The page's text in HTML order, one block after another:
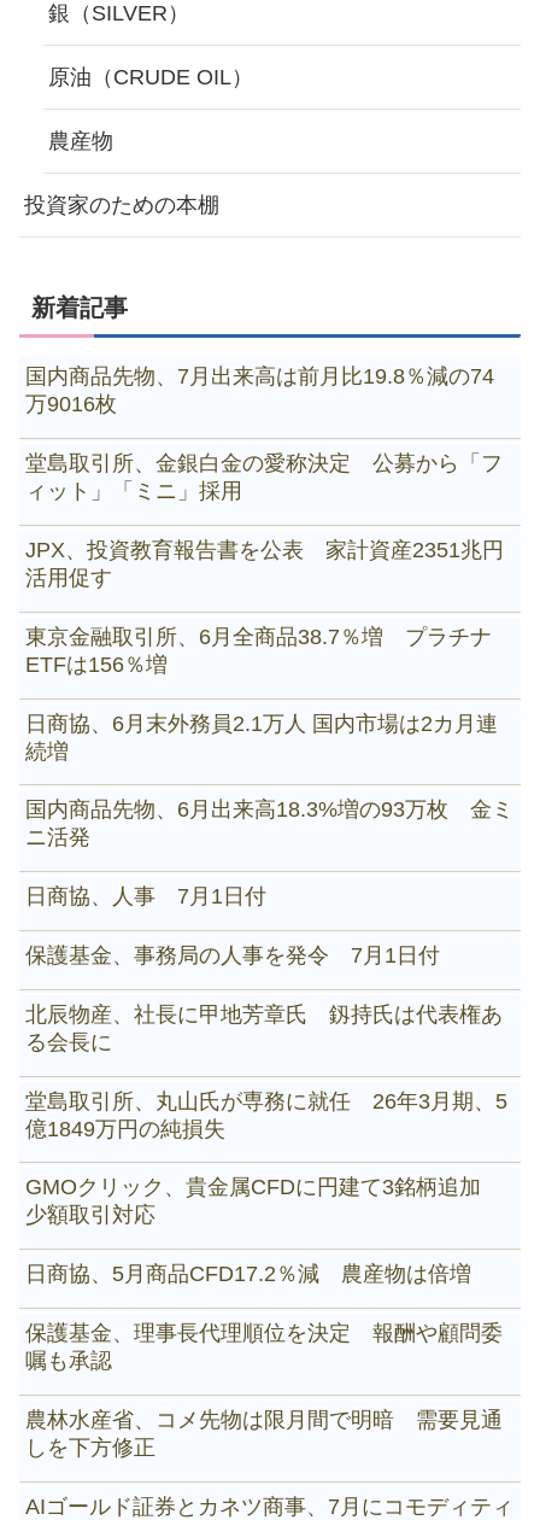
銀（SILVER）
原油（CRUDE OIL）
農産物
投資家のための本棚
新着記事
国内商品先物、7月出来高は前月比19.8％減の74
万9016枚
堂島取引所、金銀白金の愛称決定 公募から「フ
ィット」「ミニ」採用
JPX、投資教育報告書を公表 家計資産2351兆円
活用促す
東京金融取引所、6月全商品38.7％増 プラチナ
ETFは156％増
日商協、6月末外務員2.1万人 国内市場は2カ月連
続増
国内商品先物、6月出来高18.3%増の93万枚 金ミ
ニ活発
日商協、人事 7月1日付
保護基金、事務局の人事を発令 7月1日付
北辰物産、社長に甲地芳章氏 釼持氏は代表権あ
る会長に
堂島取引所、丸山氏が専務に就任 26年3月期、5
億1849万円の純損失
GMOクリック、貴金属CFDに円建て3銘柄追加
少額取引対応
日商協、5月商品CFD17.2％減 農産物は倍増
保護基金、理事長代理順位を決定 報酬や顧問委
嘱も承認
農林水産省、コメ先物は限月間で明暗 需要見通
しを下方修正
AIゴールド証券とカネツ商事、7月にコモディティ